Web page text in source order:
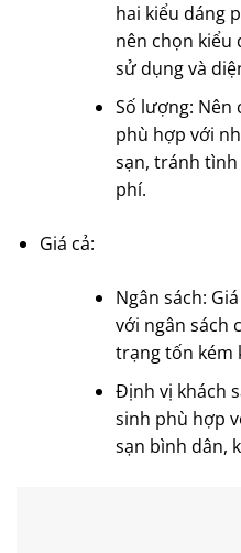
hai kiểu dáng
nên chọn kiểu
sử dụng và
Số lượng: Nên
phù hợp với
sạn, tránh
phí.
Giá cả:
Ngân sách:
với ngân sách
trạng tốn kém
Định vị khách
sinh phù hợp
sạn bình dân,